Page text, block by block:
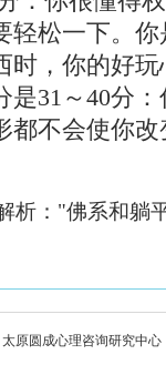
轻松一下。
时，你的好
31～40分
都不会使你
析："佛系和躺
太原圆成心理咨询研究中